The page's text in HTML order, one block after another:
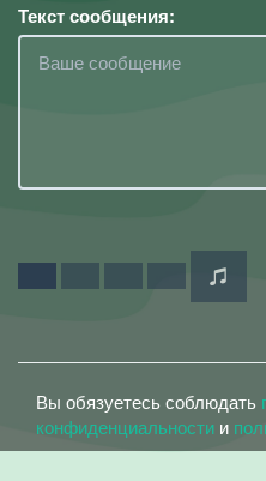
Текст сообщения:
Вы обязуетесь соблюдать
конфиденциальности и